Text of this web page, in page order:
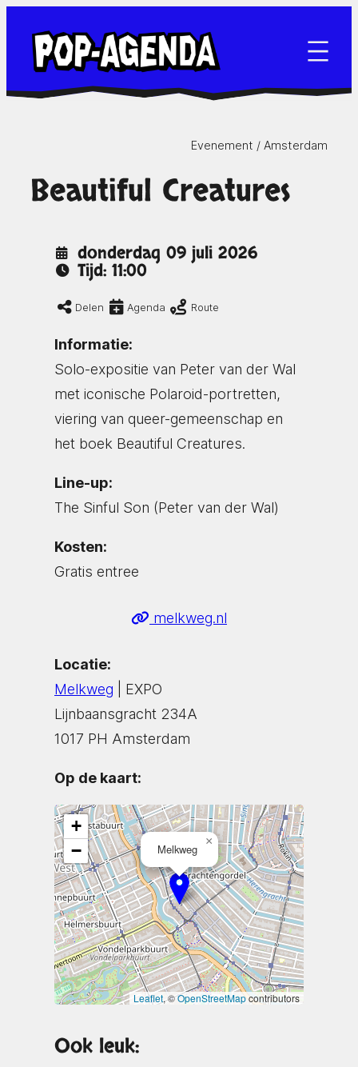
naar
inhoud
Evenement / Amsterdam
Beautiful Creatures
donderdag 09 juli 2026
Tijd: 11:00
Delen Agenda Route
Informatie:
Solo-expositie van Peter van der Wal
met iconische Polaroid-portretten,
viering van queer-gemeenschap en
het boek Beautiful Creatures.
Line-up:
The Sinful Son (Peter van der Wal)
Kosten:
Gratis entree
melkweg.nl
Locatie:
Melkweg | EXPO
Lijnbaansgracht 234A
1017 PH Amsterdam
Op de kaart:
Melkweg
×
+
−
Leaflet, ©OpenStreetMapcontributors
Ook leuk: